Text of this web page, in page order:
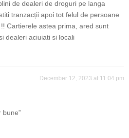
de dealeri de droguri pe langa
tranzacții apoi tot felul de persoane
Cartierele astea prima, ared sunt
dealeri aciuiati si locali
December 12, 2023 at 11:04 pm
bune”